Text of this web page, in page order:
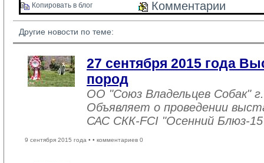
Копировать в блог Комментарии
Другие новости по теме:
27 сентября 2015 года
пород
ОО "Союз Владельцев Собак"
Объявляет о проведении
САС СКК-FCI "Осенний Блюз-
9 сентября 2015 года • • комментариев 0